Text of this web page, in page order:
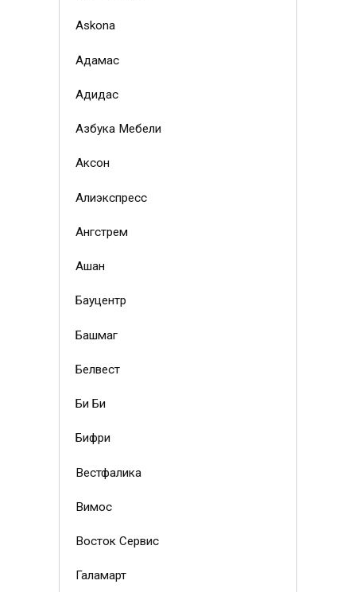
Askona
Адамас
Адидас
Азбука Мебели
Аксон
Алиэкспресс
Ангстрем
Ашан
Бауцентр
Башмаг
Белвест
Би Би
Бифри
Вестфалика
Вимос
Восток Сервис
Галамарт